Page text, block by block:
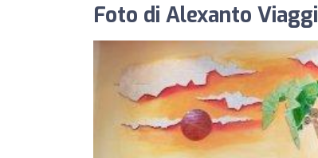
Foto di Alexanto Viaggi